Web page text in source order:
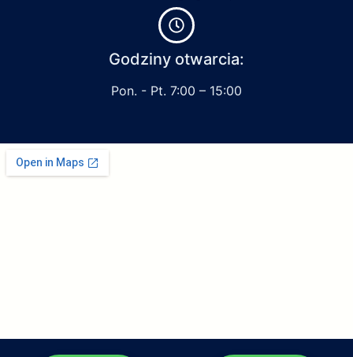
Godziny otwarcia:
Pon. - Pt. 7:00 – 15:00